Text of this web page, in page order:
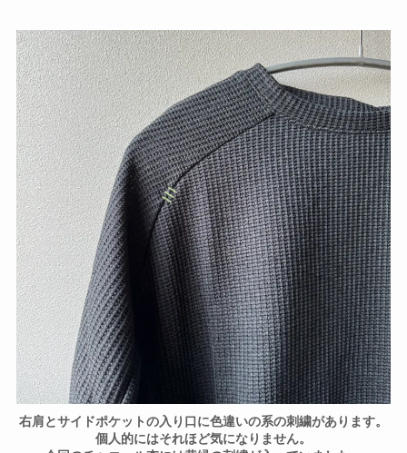
右肩とサイドポケットの入り口に色違いの系の刺繍があります。
個人的にはそれほど気になりません。